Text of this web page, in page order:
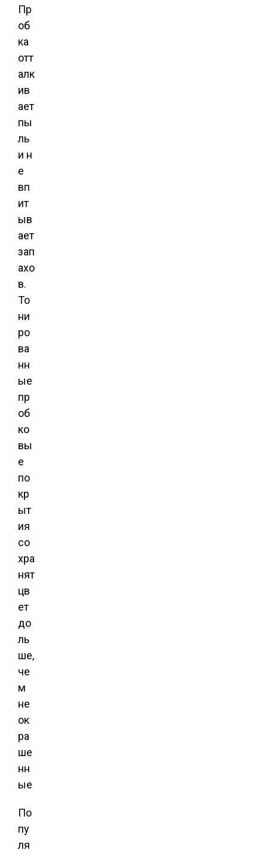
Пр
об
ка
отт
алк
ив
ает
пы
ль
и н
е
вп
ит
ыв
ает
зап
ахо
в.
То
ни
ро
ва
нн
ые
пр
об
ко
вы
е
по
кр
ыт
ия
со
хра
нят
цв
ет
до
ль
ше,
че
м
не
ок
ра
ше
нн
ые
По
пу
ля